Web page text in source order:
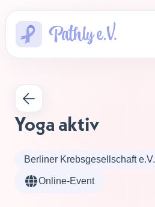
Yoga aktiv
Berliner Krebsgesellschaft e.V.
Online-Event